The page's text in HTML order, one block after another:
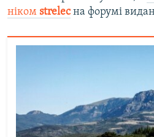
ніком strelecна форумі